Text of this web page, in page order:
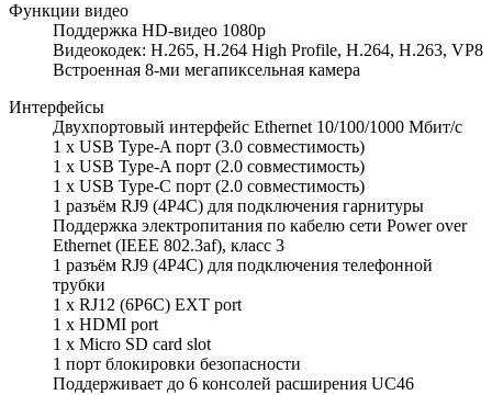
Функции видео
Поддержка HD-видео 1080p
Видеокодек: H.265, H.264 High Profile, H.264, H.263, VP8
Встроенная 8-ми мегапиксельная камера
Интерфейсы
Двухпортовый интерфейс Ethernet 10/100/1000 Мбит/с
1 x USB Type-A порт (3.0 совместимость)
1 x USB Type-A порт (2.0 совместимость)
1 x USB Type-C порт (2.0 совместимость)
1 разъём RJ9 (4P4C) для подключения гарнитуры
Поддержка электропитания по кабелю сети Power over
Ethernet (IEEE 802.3af), класс 3
1 разъём RJ9 (4P4C) для подключения телефонной
трубки
1 x RJ12 (6P6C) EXT port
1 x HDMI port
1 x Micro SD card slot
1 порт блокировки безопасности
Поддерживает до 6 консолей расширения UC46